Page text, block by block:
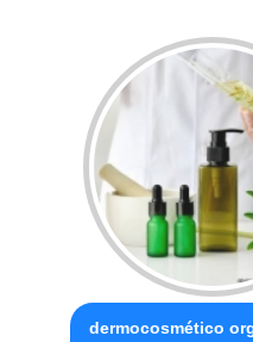
dermocosmético